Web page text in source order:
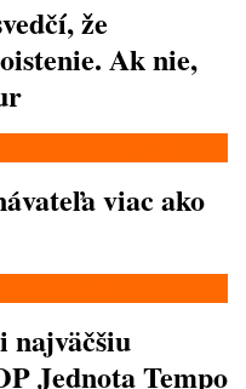
že
Ak nie,
viac ako
najväčšiu
Jednota Tempo